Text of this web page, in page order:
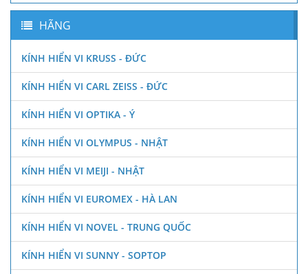
HÃNG
KÍNH HIỂN VI KRUSS - ĐỨC
KÍNH HIỂN VI CARL ZEISS - ĐỨC
KÍNH HIỂN VI OPTIKA - Ý
KÍNH HIỂN VI OLYMPUS - NHẬT
KÍNH HIỂN VI MEIJI - NHẬT
KÍNH HIỂN VI EUROMEX - HÀ LAN
KÍNH HIỂN VI NOVEL - TRUNG QUỐC
KÍNH HIỂN VI SUNNY - SOPTOP